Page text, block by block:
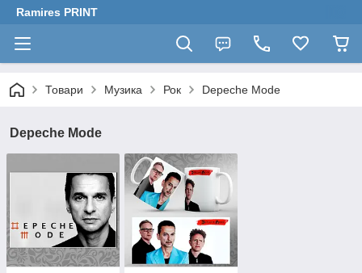
Ramires PRINT
Товари Музика Рок Depeche Mode
Depeche Mode